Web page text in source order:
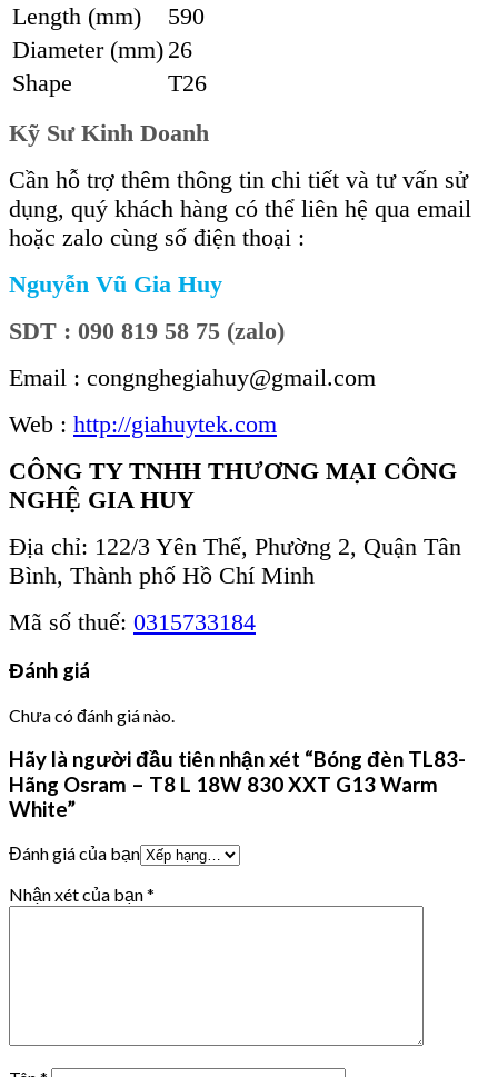
Length (mm)
590
Diameter (mm) 26
Shape
T26
Kỹ Sư Kinh Doanh
Cần hỗ trợ thêm thông tin chi tiết và tư vấn sử
dụng, quý khách hàng có thể liên hệ qua email
hoặc zalo cùng số điện thoại :
Nguyễn Vũ Gia Huy
SDT : 090 819 58 75 (zalo)
Email : congnghegiahuy@gmail.com
Web : http://giahuytek.com
CÔNG TY TNHH THƯƠNG MẠI CÔNG
NGHỆ GIA HUY
Địa chỉ: 122/3 Yên Thế, Phường 2, Quận Tân
Bình, Thành phố Hồ Chí Minh
Mã số thuế: 0315733184
Đánh giá
Chưa có đánh giá nào.
Hãy là người đầu tiên nhận xét “Bóng đèn TL83-
Hãng Osram – T8 L 18W 830 XXT G13 Warm
White”
Đánh giá của bạn
Nhận xét của bạn*